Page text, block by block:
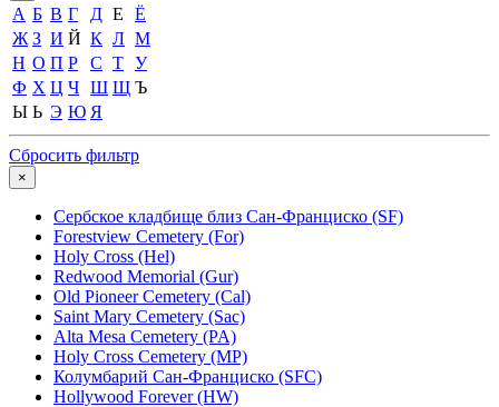
А Б В Г Д Е
Ё
Ж З И Й К Л М
Н О П Р С Т У
Ф Х Ц Ч Ш Щ Ъ
Ы Ь Э Ю Я
Сбросить фильтр
×
Сербское кладбище близ Сан-Франциско (SF)
Forestview Cemetery (For)
Holy Cross (Hel)
Redwood Memorial (Gur)
Old Pioneer Cemetery (Cal)
Saint Mary Cemetery (Sac)
Alta Mesa Cemetery (PA)
Holy Cross Cemetery (MP)
Колумбарий Сан-Франциско (SFC)
Hollywood Forever (HW)